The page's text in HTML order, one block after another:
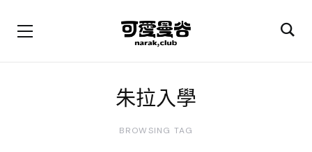
朱拉入學
BROWSING TAG